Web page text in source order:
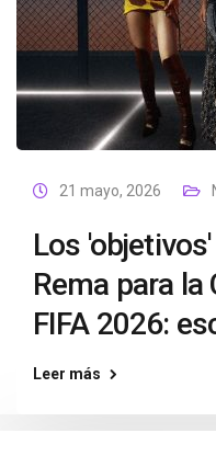
21 mayo, 2026
Los
Rema para la
FIFA 2026:
Leer más